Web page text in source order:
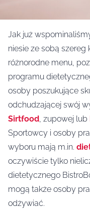
Jak już
niesie ze sobą
różnorodne menu,
programu
osoby poszukujące
odchudzającej swój
Sirtfood, zupowej lub
Sportowcy i osoby
wyboru mają m.in.
oczywiście tylko
dietetycznego
mogą także osoby
odżywiać.